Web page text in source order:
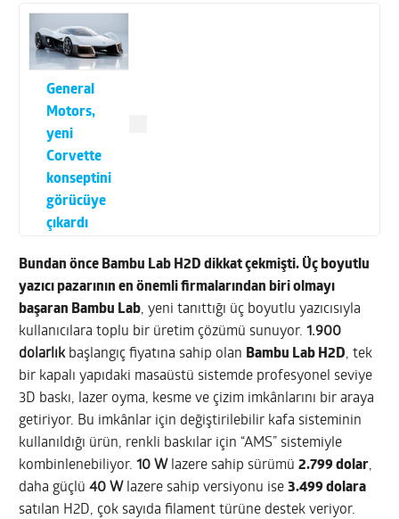
General
Motors,
yeni
Corvette
konseptini
görücüye
çıkardı
Bundan önce Bambu Lab H2D dikkat çekmişti. Üç boyutlu
yazıcı pazarının en önemli firmalarından biri olmayı
başaran Bambu Lab, yeni tanıttığı üç boyutlu yazıcısıyla
kullanıcılara toplu bir üretim çözümü sunuyor.1.900
dolarlıkbaşlangıç fiyatına sahip olan Bambu Lab H2D, tek
bir kapalı yapıdaki masaüstü sistemde profesyonel seviye
3D baskı, lazer oyma, kesme ve çizim imkânlarını bir araya
getiriyor. Bu imkânlar için değiştirilebilir kafa sisteminin
kullanıldığı ürün, renkli baskılar için “AMS” sistemiyle
kombinlenebiliyor.10 W lazere sahip sürümü2.799 dolar,
daha güçlü40 W lazere sahip versiyonu ise3.499 dolara
satılan H2D, çok sayıda filament türüne destek veriyor.